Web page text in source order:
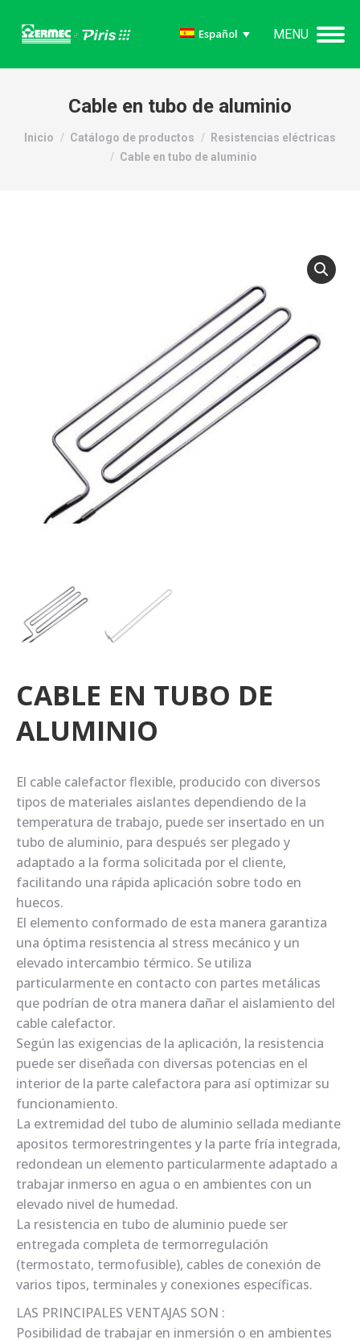
MENU
Español
Cable en tubo de aluminio
Estás aquí:
Inicio Catálogo de productos
Resistencias eléctricas
Cable en tubo de aluminio
CABLE EN TUBO DE
ALUMINIO
El cable calefactor flexible, producido con diversos
tipos de materiales aislantes dependiendo de la
temperatura de trabajo, puede ser insertado en un
tubo de aluminio, para después ser plegado y
adaptado a la forma solicitada por el cliente,
facilitando una rápida aplicación sobre todo en
huecos.
El elemento conformado de esta manera garantiza
una óptima resistencia al stress mecánico y un
elevado intercambio térmico. Se utiliza
particularmente en contacto con partes metálicas
que podrían de otra manera dañar el aislamiento del
cable calefactor.
Según las exigencias de la aplicación, la resistencia
puede ser diseñada con diversas potencias en el
interior de la parte calefactora para así optimizar su
funcionamiento.
La extremidad del tubo de aluminio sellada mediante
apositos termorestringentes y la parte fría integrada,
redondean un elemento particularmente adaptado a
trabajar inmerso en agua o en ambientes con un
elevado nivel de humedad.
La resistencia en tubo de aluminio puede ser
entregada completa de termorregulación
(termostato, termofusible), cables de conexión de
varios tipos, terminales y conexiones específicas.
LAS PRINCIPALES VENTAJAS SON :
Posibilidad de trabajar en inmersión o en ambientes